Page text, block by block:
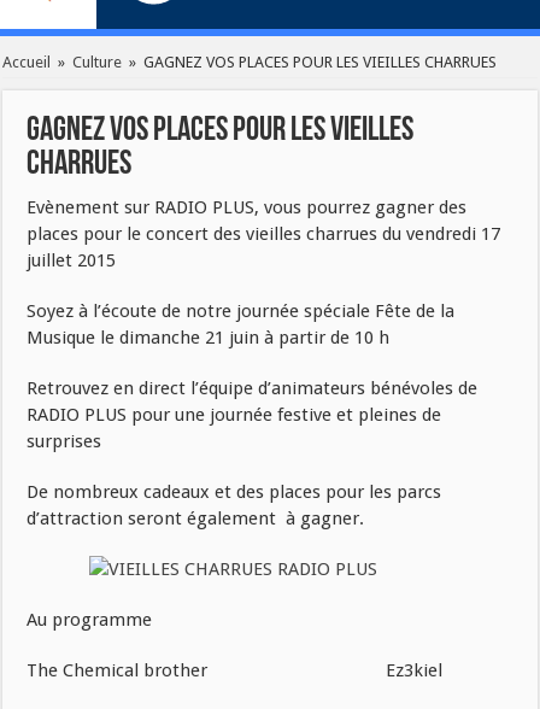
Accueil » Culture » GAGNEZ VOS PLACES POUR LES VIEILLES CHARRUES
GAGNEZ VOS PLACES POUR LES VIEILLES
CHARRUES
Evènement sur RADIO PLUS, vous pourrez gagner des
places pour le concert des vieilles charrues du vendredi 17
juillet 2015
Soyez à l’écoute de notre journée spéciale Fête de la
Musique le dimanche 21 juin à partir de 10 h
Retrouvez en direct l’équipe d’animateurs bénévoles de
RADIO PLUS pour une journée festive et pleines de
surprises
De nombreux cadeaux et des places pour les parcs
d’attraction seront également à gagner.
Au programme
The Chemical brother Ez3kiel